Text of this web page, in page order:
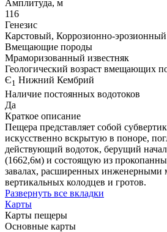
Амплитуда, м
116
Генезис
Карстовый, Коррозионно-эрозионный
Вмещающие породы
Мраморизованный известняк
Геологический возраст вмещающих
Є1 Нижний Кембрий
Наличие постоянных водотоков
Да
Краткое описание
Пещера представляет собой
искусственно вскрытую в поноре,
действующий водоток, берущий
(1662,6м) и состоящую из
завалах, расширенных инженерными
вертикальных колодцев и гротов.
Развернуть все вкладки
Карты
Карты пещеры
Основные карты